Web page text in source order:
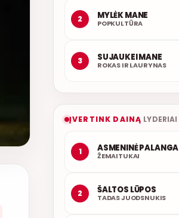
2 MYLĖK MANE
POPKULTŪRA
3 SUJAUKEI MANE
ROKAS IR LAURYNAS
ĮVERTINK DAINĄ LYDERIAI
1 ASMENINĖ PALANGA
ŽEMAITUKAI
2 ŠALTOS LŪPOS
TADAS JUODSNUKIS